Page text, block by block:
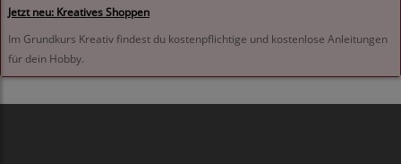
Jetzt neu: Kreatives Shoppen
Im Grundkurs Kreativ findest du kostenpflichtige und kostenlose Anleitungen
für dein Hobby.